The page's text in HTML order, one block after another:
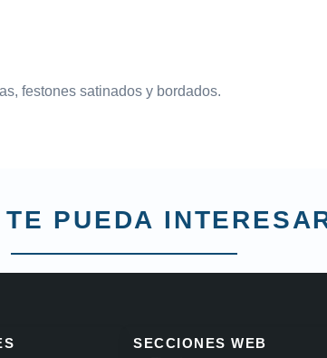
festones satinados y bordados.
PUEDA
SECCIONES WEB